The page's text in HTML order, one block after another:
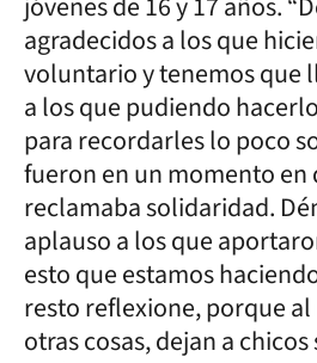
agradecidos a los que
voluntario y tenemos que
a los que pudiendo
para recordarles lo poco
fueron en un momento en
reclamaba solidaridad.
aplauso a los que
esto que estamos
resto reflexione, porque
otras cosas, dejan a